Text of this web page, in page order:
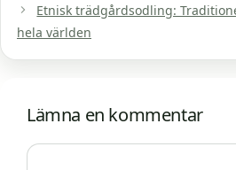
Etnisk trädgårdsodling:
hela världen
Lämna en kommentar
Kommentar